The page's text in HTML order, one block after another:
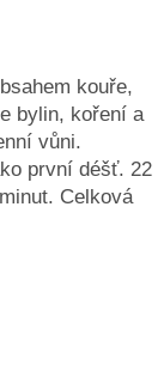
kouře,
bylin, koření a
vůni.
první déšť. 22
Celková